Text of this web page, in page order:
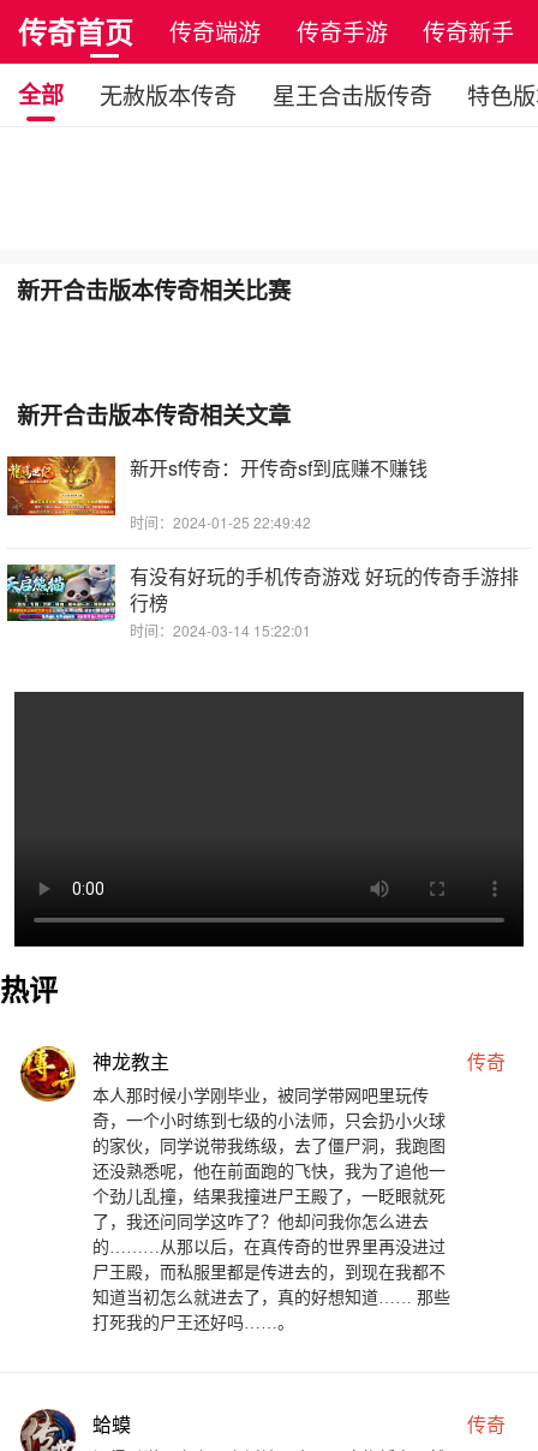
传奇首页 传奇端游 传奇手游
传奇新手
全部
无赦版本传奇 星王合击版传奇 特色
新开合击版本传奇相关比赛
新开合击版本传奇相关文章
新开sf传奇：开传奇sf到底赚不赚钱
时间：2024-01-25 22:49:42
有没有好玩的手机传奇游戏 好玩的传奇手游排
行榜
时间：2024-03-14 15:22:01
热评
神龙教主 传奇
本人那时候小学刚毕业，被同学带网吧里玩传
奇，一个小时练到七级的小法师，只会扔小火球
的家伙，同学说带我练级，去了僵尸洞，我跑图
还没熟悉呢，他在前面跑的飞快，我为了追他一
个劲儿乱撞，结果我撞进尸王殿了，一眨眼就死
了，我还问同学这咋了？他却问我你怎么进去
的………从那以后，在真传奇的世界里再没进过
尸王殿，而私服里都是传进去的，到现在我都不
知道当初怎么就进去了，真的好想知道…… 那些
打死我的尸王还好吗……。
蛤蟆 传奇